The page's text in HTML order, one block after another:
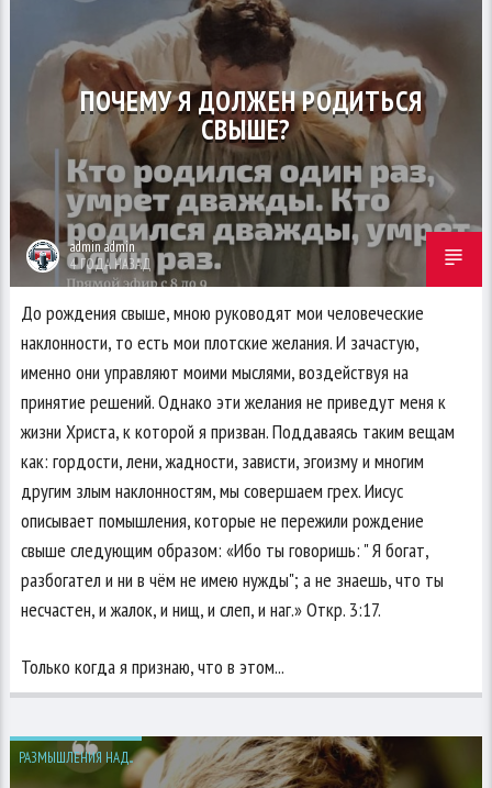
ПОЧЕМУ Я ДОЛЖЕН РОДИТЬСЯ
СВЫШЕ?
admin admin
4 ГОДА НАЗАД
До рождения свыше, мною руководят мои человеческие
наклонности, то есть мои плотские желания. И зачастую,
именно они управляют моими мыслями, воздействуя на
принятие решений. Однако эти желания не приведут меня к
жизни Христа, к которой я призван. Поддаваясь таким вещам
как: гордости, лени, жадности, зависти, эгоизму и многим
другим злым наклонностям, мы совершаем грех. Иисус
описывает помышления, которые не пережили рождение
свыше следующим образом: «Ибо ты говоришь: " Я богат,
разбогател и ни в чём не имею нужды"; а не знаешь, что ты
несчастен, и жалок, и нищ, и слеп, и наг.» Откр. 3:17.
Только когда я признаю, что в этом...
РАЗМЫШЛЕНИЯ НАД...